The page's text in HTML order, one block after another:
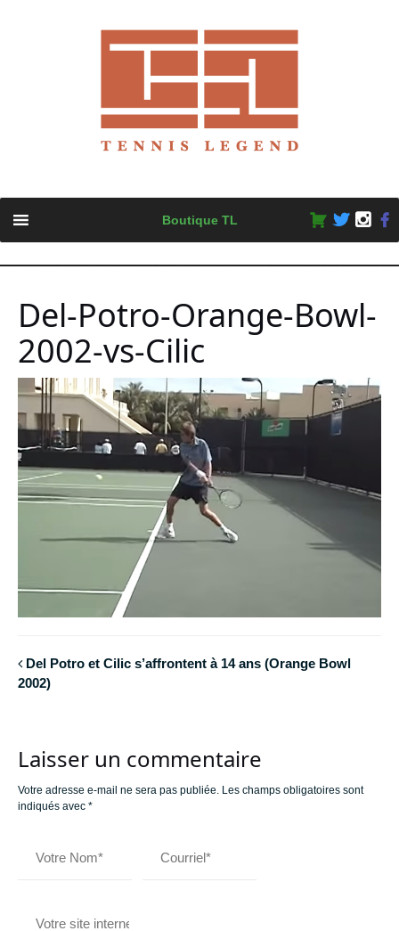
content
Boutique TL
Del-Potro-Orange-Bowl-
2002-vs-Cilic
Del Potro et Cilic s’affrontent à 14 ans (Orange Bowl
2002)
Laisser un commentaire
Votre adresse e-mail ne sera pas publiée. Les champs obligatoires sont
indiqués avec *